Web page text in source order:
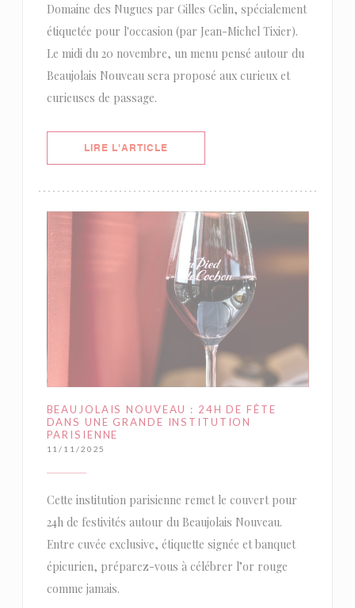
Domaine des Nugues par Gilles Gelin, spécialement
étiquetée pour l'occasion (par Jean-Michel Tixier).
Le midi du 20 novembre, un menu pensé autour du
Beaujolais Nouveau sera proposé aux curieux et
curieuses de passage.
LIRE L'ARTICLE((OUVRE UNE NOUVELLE
BEAUJOLAIS NOUVEAU : 24H DE FÊTE
DANS UNE GRANDE INSTITUTION
PARISIENNE
11/11/2025
Cette institution parisienne remet le couvert pour
24h de festivités autour du Beaujolais Nouveau.
Entre cuvée exclusive, étiquette signée et banquet
épicurien, préparez-vous à célébrer l’or rouge
comme jamais.